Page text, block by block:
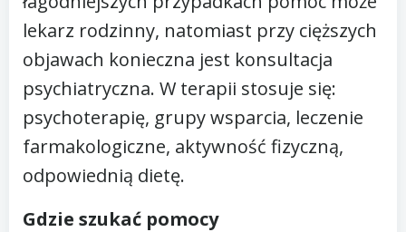
lekarz rodzinny, natomiast przy cięższych
objawach konieczna jest konsultacja
psychiatryczna. W terapii stosuje się:
psychoterapię, grupy wsparcia, leczenie
farmakologiczne, aktywność fizyczną,
odpowiednią dietę.
Gdzie szukać pomocy